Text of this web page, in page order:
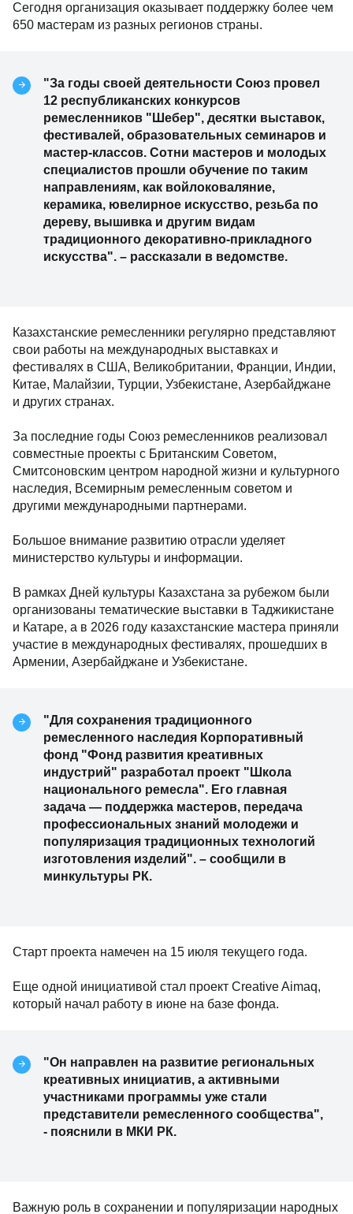
Сегодня организация оказывает поддержку более чем
650 мастерам из разных регионов страны.
"За годы своей деятельности Союз провел
12 республиканских конкурсов
ремесленников "Шебер", десятки выставок,
фестивалей, образовательных семинаров и
мастер-классов. Сотни мастеров и молодых
специалистов прошли обучение по таким
направлениям, как войлоковаляние,
керамика, ювелирное искусство, резьба по
дереву, вышивка и другим видам
традиционного декоративно-прикладного
искусства". – рассказали в ведомстве.
Казахстанские ремесленники регулярно представляют
свои работы на международных выставках и
фестивалях в США, Великобритании, Франции, Индии,
Китае, Малайзии, Турции, Узбекистане, Азербайджане
и других странах.
За последние годы Союз ремесленников реализовал
совместные проекты с Британским Советом,
Смитсоновским центром народной жизни и культурного
наследия, Всемирным ремесленным советом и
другими международными партнерами.
Большое внимание развитию отрасли уделяет
министерство культуры и информации.
В рамках Дней культуры Казахстана за рубежом были
организованы тематические выставки в Таджикистане
и Катаре, а в 2026 году казахстанские мастера приняли
участие в международных фестивалях, прошедших в
Армении, Азербайджане и Узбекистане.
"Для сохранения традиционного
ремесленного наследия Корпоративный
фонд "Фонд развития креативных
индустрий" разработал проект "Школа
национального ремесла". Его главная
задача — поддержка мастеров, передача
профессиональных знаний молодежи и
популяризация традиционных технологий
изготовления изделий". – сообщили в
минкультуры РК.
Старт проекта намечен на 15 июля текущего года.
Еще одной инициативой стал проект Creative Aimaq,
который начал работу в июне на базе фонда.
"Он направлен на развитие региональных
креативных инициатив, а активными
участниками программы уже стали
представители ремесленного сообщества",
- пояснили в МКИ РК.
Важную роль в сохранении и популяризации народных